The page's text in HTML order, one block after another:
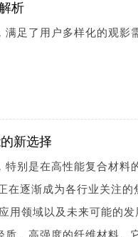
析
足了用户多样化的观影
新选择
别是在高性能复合材料
在逐渐成为各行业关注的
用领域以及未来可能的发
、高强度的纤维材料。